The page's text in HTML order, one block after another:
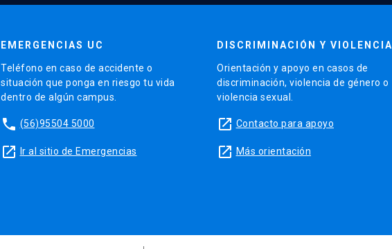
EMERGENCIAS UC
Teléfono en caso de accidente o
situación que ponga en riesgo tu vida
dentro de algún campus.
phone (56)95504 5000
launch Ir al sitio de Emergencias
DISCRIMINACIÓN Y VIOLENCIA
Orientación y apoyo en casos de
discriminación, violencia de género o
violencia sexual.
launch Contacto para apoyo
launch Más orientación